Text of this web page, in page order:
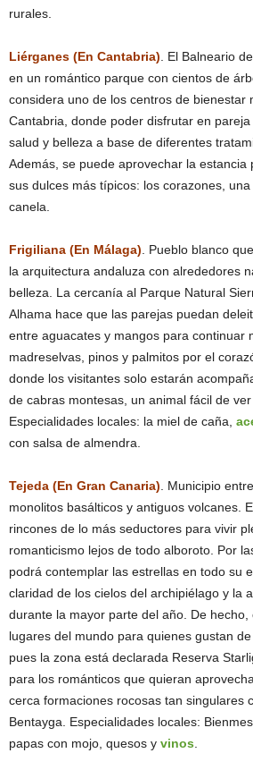
rurales.
Liérganes (En Cantabria) . El Balneario
en un romántico parque con cientos de
considera uno de los centros de bienestar
Cantabria, donde poder disfrutar en
salud y belleza a base de diferentes
Además, se puede aprovechar la estancia
sus dulces más típicos: los corazones,
canela.
Frigiliana (En Málaga) . Pueblo blanco
la arquitectura andaluza con alrededores
belleza. La cercanía al Parque Natural
Alhama hace que las parejas puedan
entre aguacates y mangos para continuar
madreselvas, pinos y palmitos por el
donde los visitantes solo estarán
de cabras montesas, un animal fácil de ver
Especialidades locales: la miel de caña,
con salsa de almendra.
Tejeda (En Gran Canaria) . Municipio
monolitos basálticos y antiguos volcanes.
rincones de lo más seductores para vivir
romanticismo lejos de todo alboroto. Por
podrá contemplar las estrellas en todo su
claridad de los cielos del archipiélago y la
durante la mayor parte del año. De
lugares del mundo para quienes gustan
pues la zona está declarada Reserva
para los románticos que quieran
cerca formaciones rocosas tan singulares
Bentayga. Especialidades locales:
papas con mojo, quesos y vinos